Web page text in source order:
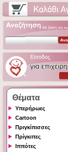
Θέματα
Υπερήρωες
Cartoon
Πριγκίπισσες
Πρίγκιπες
Ιππότες